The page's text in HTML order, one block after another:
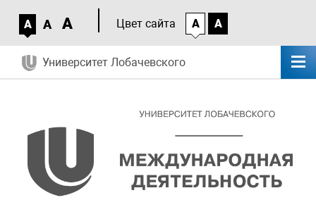
A A A Цвет сайта A A
Университет Лобачевского